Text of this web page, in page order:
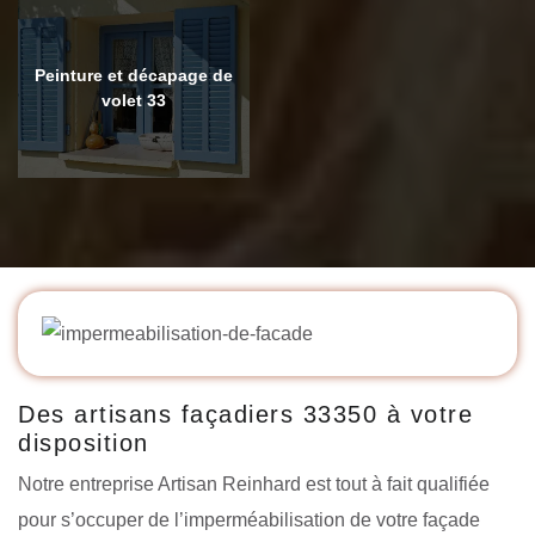
Peinture et décapage de
volet 33
Des artisans façadiers 33350 à votre
disposition
Notre entreprise Artisan Reinhard est tout à fait qualifiée
pour s’occuper de l’imperméabilisation de votre façade